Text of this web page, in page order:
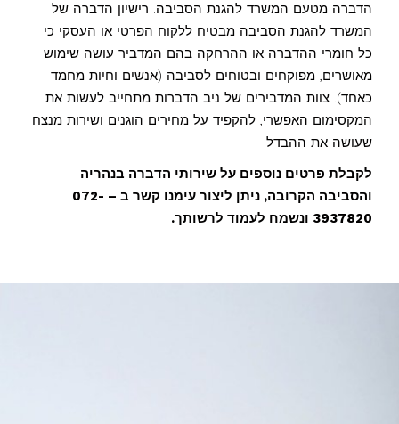
הדברה מטעם המשרד להגנת הסביבה. רישיון הדברה של
המשרד להגנת הסביבה מבטיח ללקוח הפרטי או העסקי כי
כל חומרי ההדברה או ההרחקה בהם המדביר עושה שימוש
מאושרים, מפוקחים ובטוחים לסביבה (אנשים וחיות מחמד
כאחד). צוות המדבירים של ניב הדברות מתחייב לעשות את
המקסימום האפשרי, להקפיד על מחירים הוגנים ושירות מנצח
שעושה את ההבדל.
לקבלת פרטים נוספים על שירותי הדברה בנהריה
והסביבה הקרובה, ניתן ליצור עימנו קשר ב – 072-
3937820 ונשמח לעמוד לרשותך.